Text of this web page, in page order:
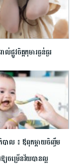
វ​ចិត្ត​កុមារ​ធ្ងន់ធ្ងរ
បាល ៖ ឪពុកម្ដាយចិញ្ចឹម
យចម្រើនវ័យបានល្អ